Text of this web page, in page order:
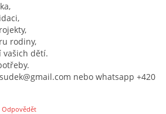
rodiny,
vašich dětí.
nebo whatsapp +420
Odpovědět